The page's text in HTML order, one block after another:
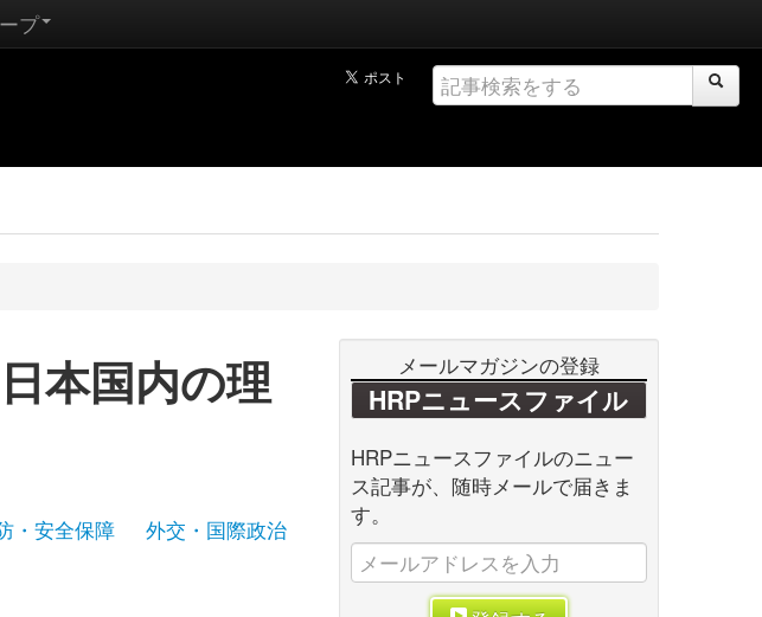
プ
本国内の理
・安全保障 外交・国際政治
メールマガジンの登録
HRPニュースファイル
HRPニュースファイルのニュー
ス記事が、随時メールで届きま
す。